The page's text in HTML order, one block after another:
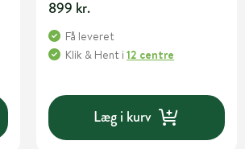
899 kr.
Få leveret
Klik & Hent i12 centre
Læg i kurv